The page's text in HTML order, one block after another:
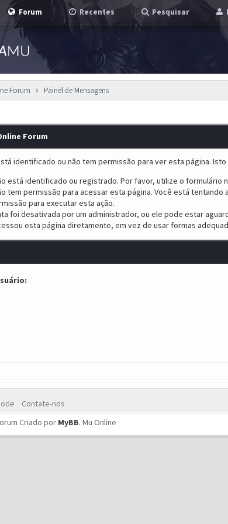
Forum Recentes Pesquisar
Forum Painel de Mensagens
Forum
identificado ou não tem permissão para ver esta página.
está identificado ou registrado. Por favor, utilize o formulário
tem permissão para acessar esta página. Você está
para executar esta ação.
foi desativada por um administrador, ou ele pode estar
esta página diretamente, em vez de usar formas
Contate-nos
Criado por MyBB.Mu Online